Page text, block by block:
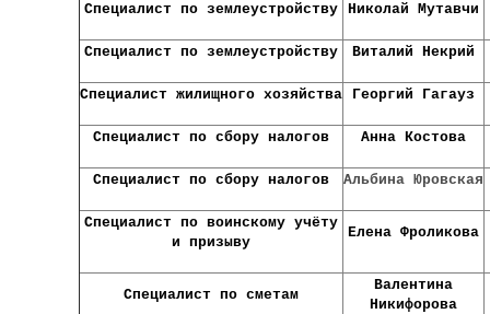
Специалист по землеустройству Николай Мутавчи
Специалист по землеустройству Виталий Некрий
Специалист жилищного хозяйства Георгий Гагауз
Специалист по сбору налогов Анна Костова
Специалист по сбору налогов Альбина Юровская
Специалист по воинскому учёту
и призыву
Елена Фроликова
Специалист по сметам
Валентина
Никифорова